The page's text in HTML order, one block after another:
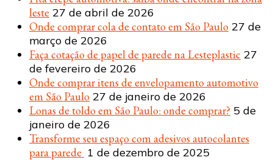
leste 27 de abril de 2026
Onde comprar cola de contato em São Paulo 27 de
março de 2026
Faça cotação de papel de parede na Lesteplastic 27
de fevereiro de 2026
Onde comprar itens de envelopamento automotivo
em São Paulo 27 de janeiro de 2026
Lonas de toldo em São Paulo: onde comprar? 5 de
janeiro de 2026
Transforme seu espaço com adesivos autocolantes
para parede 1 de dezembro de 2025